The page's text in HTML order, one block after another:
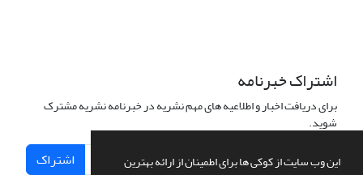
این وب سایت از کوکی ها برای اطمینان از ارائه بهترین
اشتراک خبرنامه
برای دریافت اخبار و اطلاعیه های مهم نشریه در خبرنامه نشریه مشترک
شوید.
اشتراک